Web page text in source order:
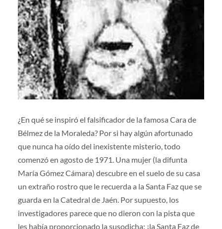
¿En qué se inspiró el falsificador de la famosa Cara de
Bélmez de la Moraleda? Por si hay algún afortunado
que nunca ha oído del inexistente misterio, todo
comenzó en agosto de 1971. Una mujer (la difunta
María Gómez Cámara) descubre en el suelo de su casa
un extraño rostro que le recuerda a la Santa Faz que se
guarda en la Catedral de Jaén. Por supuesto, los
investigadores parece que no dieron con la pista que
les había proporcionado la susodicha: ¡la Santa Faz de